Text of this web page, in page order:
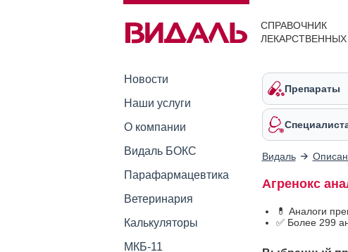
СПРАВОЧНИК
Новости
Наши услуги
О компании
Видаль БОКС
Парафармацевтика
Ветеринария
Калькуляторы
МКБ-11
Препараты
Видаль
Агренокс
💊 Аналоги
✅ Более 299